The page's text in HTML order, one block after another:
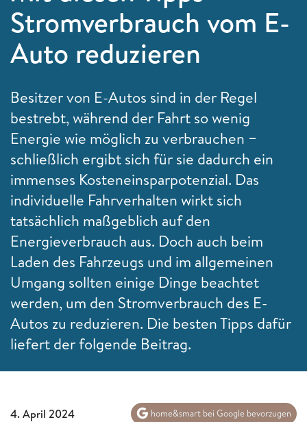
Stromverbrauch vom E-
Auto reduzieren
Besitzer von E-Autos sind in der Regel
bestrebt, während der Fahrt so wenig
Energie wie möglich zu verbrauchen −
schließlich ergibt sich für sie dadurch ein
immenses Kosteneinsparpotenzial. Das
individuelle Fahrverhalten wirkt sich
tatsächlich maßgeblich auf den
Energieverbrauch aus. Doch auch beim
Laden des Fahrzeugs und im allgemeinen
Umgang sollten einige Dinge beachtet
werden, um den Stromverbrauch des E-
Autos zu reduzieren. Die besten Tipps dafür
liefert der folgende Beitrag.
4. April 2024 home&smart bei Google bevorzugen